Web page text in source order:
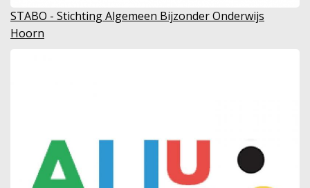
STABO - Stichting Algemeen Bijzonder Onderwijs
Hoorn